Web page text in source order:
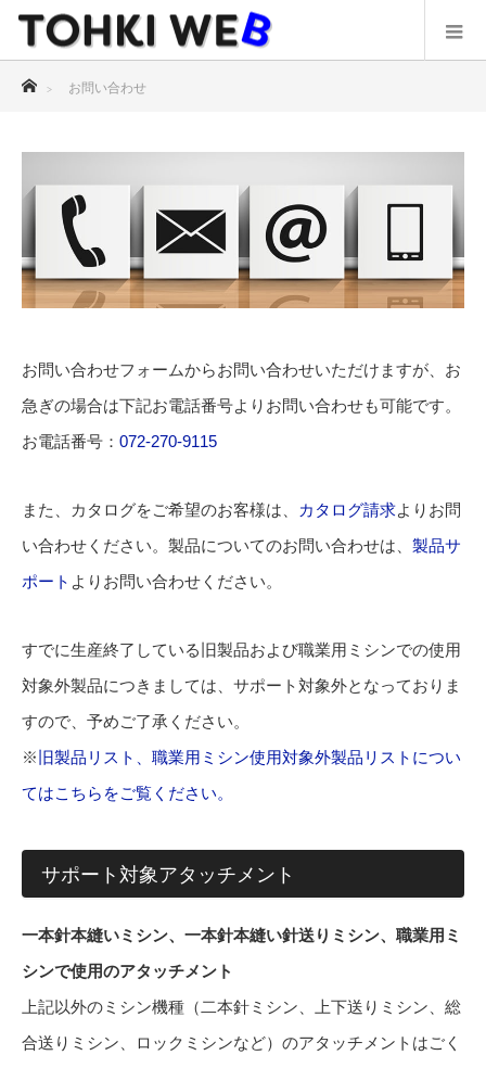
ホーム
お問い合わせ
お問い合わせフォームからお問い合わせいただけますが、お
急ぎの場合は下記お電話番号よりお問い合わせも可能です。
お電話番号： 072-270-9115
また、カタログをご希望のお客様は、 カタログ請求よりお問
い合わせください。製品についてのお問い合わせは、 製品サ
ポート よりお問い合わせください。
すでに生産終了している旧製品および職業用ミシンでの使用
対象外製品につきましては、サポート対象外となっておりま
すので、予めご了承ください。
※ 旧製品リスト、職業用ミシン使用対象外製品リストについ
てはこちらをご覧ください。
サポート対象アタッチメント
一本針本縫いミシン、一本針本縫い針送りミシン、職業用ミ
シンで使用のアタッチメント
上記以外のミシン機種（二本針ミシン、上下送りミシン、総
合送りミシン、ロックミシンなど）のアタッチメントはごく